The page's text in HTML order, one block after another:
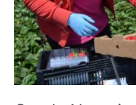
para
ODEPA